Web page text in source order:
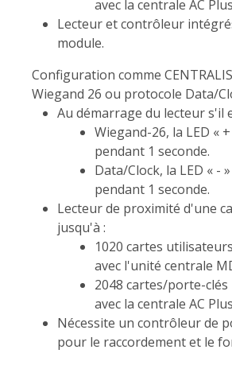
avec la centrale AC
Lecteur et contrôleur
module.
Configuration comme
Wiegand 26 ou protocole Data/
Au démarrage du lecteur s'il
Wiegand-26, la LED «
pendant 1 seconde.
Data/Clock, la LED « -
pendant 1 seconde.
Lecteur de proximité d'une
jusqu'à :
1020 cartes
avec l'unité centrale
2048 cartes/porte-
avec la centrale AC
Nécessite un contrôleur de
pour le raccordement et le